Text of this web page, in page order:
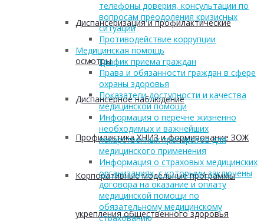
Диспансеризация и профилактические
осмотры
Диспансерное наблюдение
Профилактика ХНИЗ и формирование ЗОЖ
Корпоративные модельные программы
укрепления общественного здоровья
телефоны доверия, консультации по
вопросам преодоления кризисных
ситуаций
Противодействие коррупции
Медицинская помощь
График приема граждан
Права и обязанности граждан в сфере
охраны здоровья
Показатели доступности и качества
медицинской помощи
Информация о перечне жизненно
необходимых и важнейших
лекарственных препаратов для
медицинского применения
Информация о страховых медицинских
организациях, с которыми заключены
договора на оказание и оплату
медицинской помощи по
обязательному медицинскому
страхованию